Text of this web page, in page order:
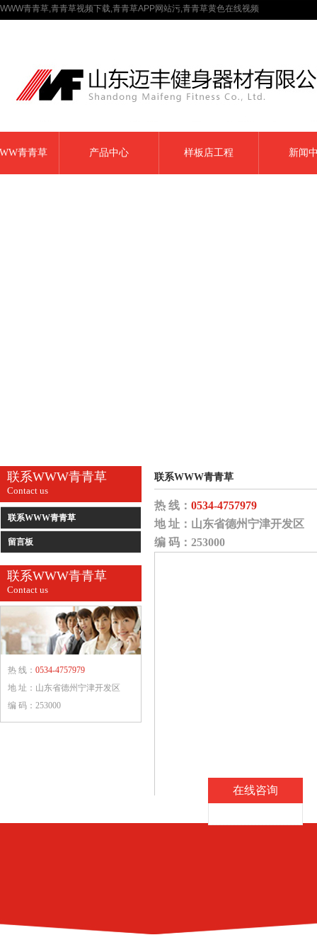
WWW青青草,青青草视频下载,青青草APP网站污,青青草黄色在线视频
青青草 产品中心 样板店工程 新闻
联系WWW青青草
Contact us
联系WWW青青草
留言板
联系WWW青青草
Contact us
热 线： 0534-4757979
地 址：山东省德州宁津开发区
编 码：253000
联系WWW青青草
热 线： 0534-4757979
地 址： 山东省德州宁津开发区
编 码：253000
在线咨询